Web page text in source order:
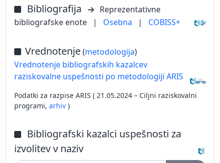
Bibliografija
Reprezentativne
bibliografske enote
| Osebna | COBISS+
Vrednotenje(metodologija)
Vrednotenje bibliografskih kazalcev
raziskovalne uspešnosti po metodologiji ARIS
Podatki za razpise ARIS ( 21.05.2024 – Ciljni raziskovalni
programi, arhiv )
Bibliografski kazalci uspešnosti za
izvolitev v naziv